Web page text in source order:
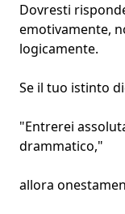
Dovresti
emotivamente,
logicamente.
Se il tuo istinto
"Entrerei
drammatico,"
allora